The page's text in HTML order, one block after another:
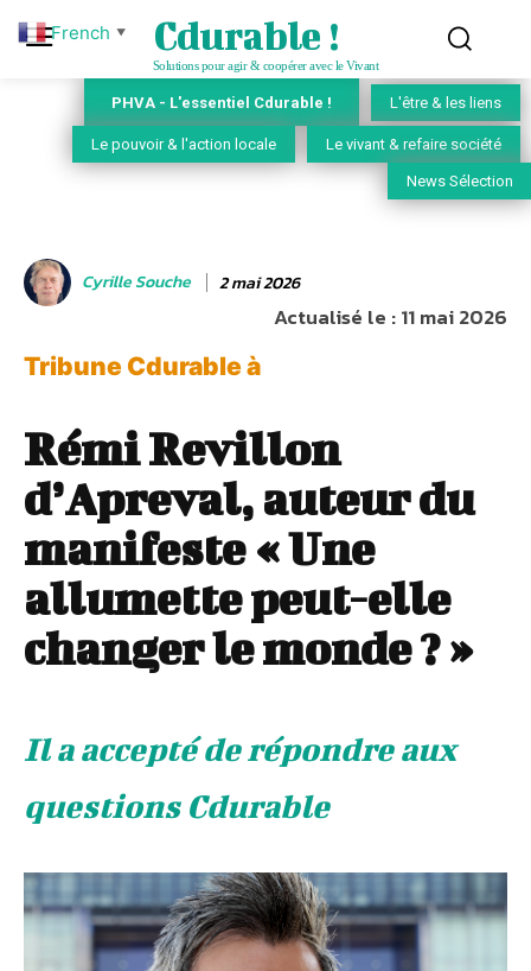
Cdurable !
Solutions pour agir & coopérer avec le Vivant
PHVA - L'essentiel Cdurable ! L'être & les liens
Le pouvoir & l'action locale Le vivant & refaire société
News Sélection
Cyrille Souche 2 mai 2026
Actualisé le :11 mai 2026
Tribune Cdurable à
Rémi Revillon
d’Apreval, auteur du
manifeste « Une
allumette peut-elle
changer le monde ? »
Il a accepté de répondre aux
questions Cdurable
French ▼